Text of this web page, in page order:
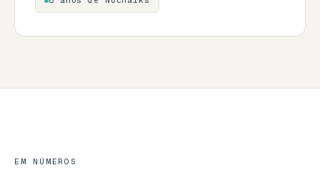
EM NÚMEROS